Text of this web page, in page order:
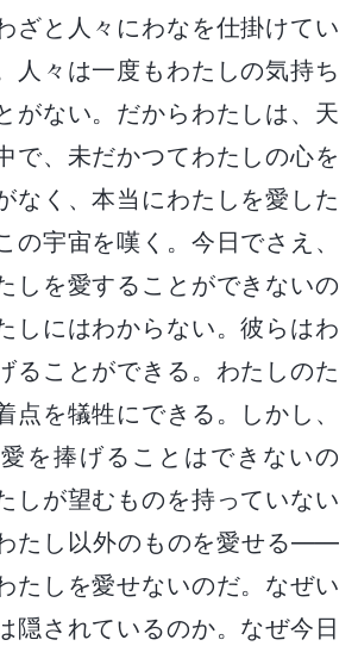
ざと人々にわなを仕掛けてい
人々は一度もわたしの気持ち
がない。だからわたしは、天
で、未だかつてわたしの心を
なく、本当にわたしを愛した
の宇宙を嘆く。今日でさえ、
しを愛することができないの
しにはわからない。彼らはわ
ることができる。わたしのた
点を犠牲にできる。しかし、
を捧げることはできないの
しが望むものを持っていない
たし以外のものを愛せる――
たしを愛せないのだ。なぜい
隠されているのか。なぜ今日